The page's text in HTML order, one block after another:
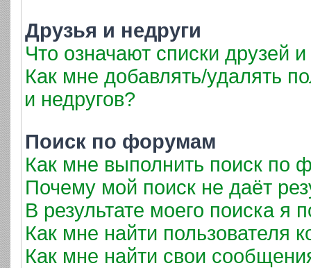
Друзья и недруги
Что означают списки друзей и
Как мне добавлять/удалять
и недругов?
Поиск по форумам
Как мне выполнить поиск по
Почему мой поиск не даёт
В результате моего поиска я
Как мне найти пользователя
Как мне найти свои